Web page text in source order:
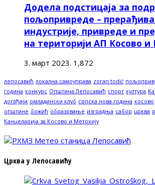
Додела подстицаја за
пољопривреде –
индустрије, привреде и
на територији АП Косово и
3. март 2023. 1,872
лепосавић локална самоуправа zoran todić
година конкурс Општина Лепосавић спорт култура
догађаји омладински клуб српска нова година косово
општине божић образовање изградња сабор црква
Канцеларија за Косово и Метохију
Црква у Лепосавићу